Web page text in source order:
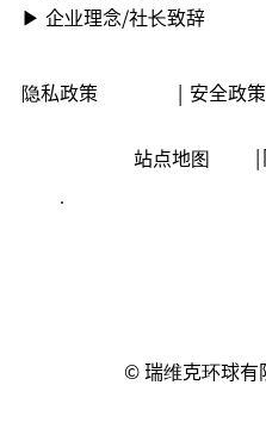
▶ ︎︎企业理念/社长致辞
站点地图 |
隐私政策 安全政策
|
© 瑞维克环球有